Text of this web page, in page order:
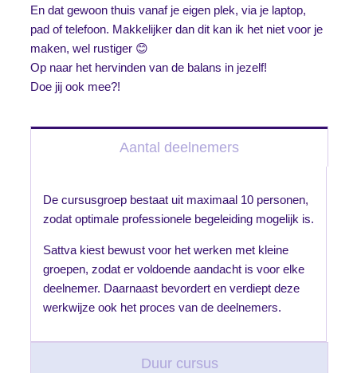
En dat gewoon thuis vanaf je eigen plek, via je laptop,
pad of telefoon. Makkelijker dan dit kan ik het niet voor je
maken, wel rustiger 😊
Op naar het hervinden van de balans in jezelf!
Doe jij ook mee?!
Aantal deelnemers
De cursusgroep bestaat uit maximaal 10 personen,
zodat optimale professionele begeleiding mogelijk is.
Sattva kiest bewust voor het werken met kleine
groepen, zodat er voldoende aandacht is voor elke
deelnemer. Daarnaast bevordert en verdiept deze
werkwijze ook het proces van de deelnemers.
Duur cursus